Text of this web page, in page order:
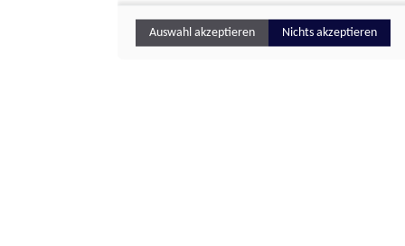
Auswahl akzeptieren Nichts akzeptieren